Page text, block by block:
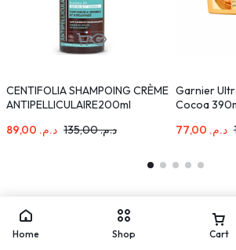
CENTIFOLIA SHAMPOING CRÈME
ANTIPELLICULAIRE200ml
د.م.
د.م.135,00
Garnier
Cocoa
د.م.
Home Shop Cart